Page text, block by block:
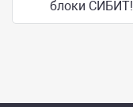
блоки СИБИТ!